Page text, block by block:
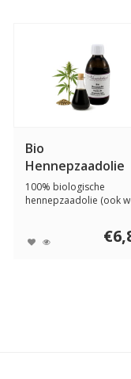
Bio
Hennepzaadolie
100% biologische
hennepzaadolie (ook